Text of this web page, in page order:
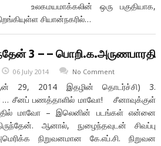
உலகமயமாக்கலின் ஒரு பகுதியாக,
சியான்நகரில்…
3 – – பொறி.க.அருணபாரதி
06 July 2014 No Comment
29, 2014 இதழின் தொடர்ச்சி) 3.
… சீனப் பணத்தாளில் மாவோ! சீனாவுக்குள்
மாவோ – இலெனின் படங்கள் என்னை
ஆனால், நுழைந்தவுடன் சிவப்பு
நிறுவனமான கே.எப்.சி. நிறுவன